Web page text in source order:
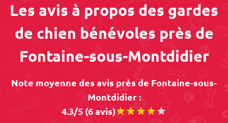
Les avis à propos des gardes
de chien bénévoles près de
Fontaine-sous-Montdidier
Note moyenne des avis près de Fontaine-sous-
Montdidier :
4.3/5 (6 avis)